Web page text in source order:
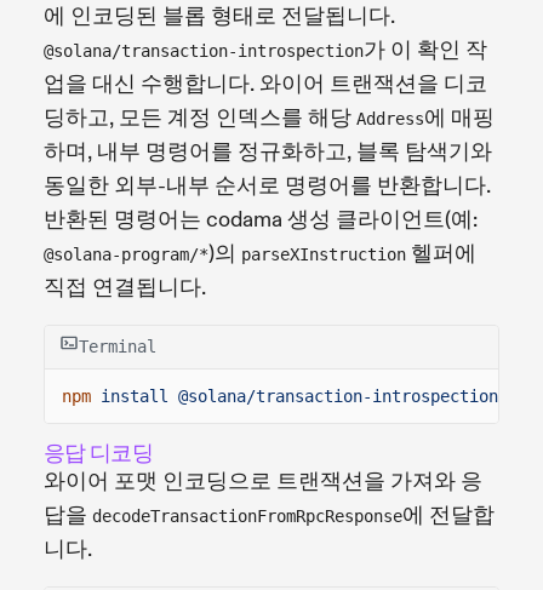
에 인코딩된 블롭 형태로 전달됩니다.
@solana/transaction-introspection가 이 확인 작
업을 대신 수행합니다. 와이어 트랜잭션을 디코
딩하고, 모든 계정 인덱스를 해당 Address에 매핑
하며, 내부 명령어를 정규화하고, 블록 탐색기와
동일한 외부-내부 순서로 명령어를 반환합니다.
반환된 명령어는 codama 생성 클라이언트(예:
@solana-program/*)의 parseXInstruction 헬퍼에
직접 연결됩니다.
Terminal
npm install @solana/transaction-introspection
응답 디코딩
와이어 포맷 인코딩으로 트랜잭션을 가져와 응
답을 decodeTransactionFromRpcResponse에 전달합
니다.